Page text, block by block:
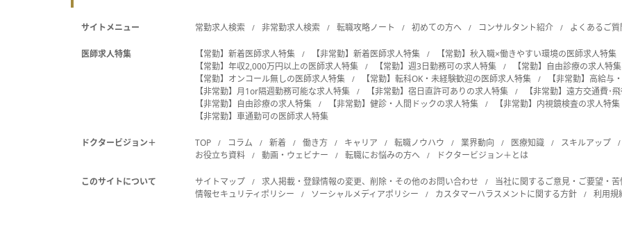
サイトメニュー 常勤求人検索 非常勤求人検索 転職攻略ノート 初めての方へ コンサルタント紹介 よくあるご質
医師求人特集 【常勤】新着医師求人特集 【非常勤】新着医師求人特集 【常勤】秋入職×働きやすい環境の医師求人特集
【常勤】年収2,000万円以上の医師求人特集
【常勤】週3日勤務可の求人特集 【常勤】自由診療の求人特集
【常勤】オンコール無しの医師求人特集
【常勤】転科OK・未経験歓迎の医師求人特集
【非常勤】高給与
【非常勤】月1or隔週勤務可能な求人特集
【非常勤】宿日直許可ありの求人特集
【非常勤】遠方交通費･
【非常勤】自由診療の求人特集
【非常勤】健診・人間ドックの求人特集 【非常勤】内視鏡検査の求人特集
【非常勤】車通勤可の医師求人特集
ドクタービジョン＋ TOP コラム 新着 働き方 キャリア 転職ノウハウ 業界動向 医療知識 スキルアップ
お役立ち資料
動画・ウェビナー 転職にお悩みの方へ ドクタービジョン＋とは
このサイトについて サイトマップ 求人掲載・登録情報の変更、削除・その他のお問い合わせ 当社に関するご意見・ご要望・
情報セキュリティポリシー
ソーシャルメディアポリシー カスタマーハラスメントに関する方針 利用規